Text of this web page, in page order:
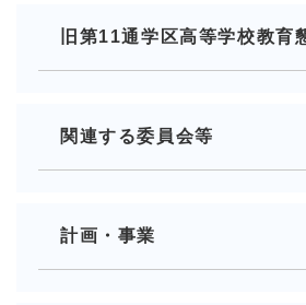
旧第11通学区高等学校教育
関連する委員会等
計画・事業